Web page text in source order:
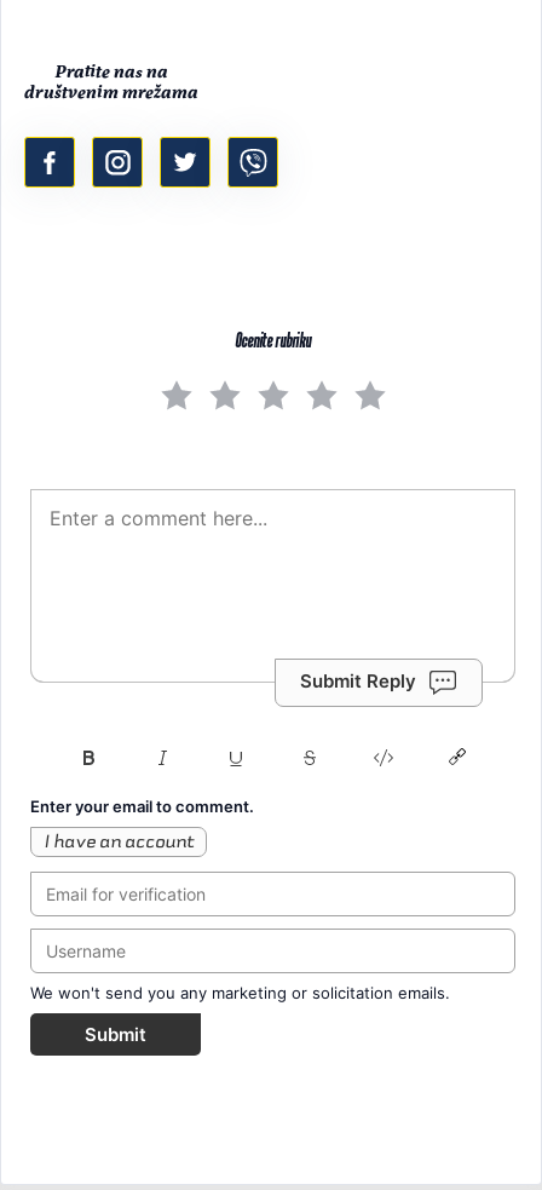
Pratite nas na
društvenim mrežama
Ocenite rubriku
Submit Reply
Enter your email to comment.
I have an account
We won't send you any marketing or solicitation emails.
Submit